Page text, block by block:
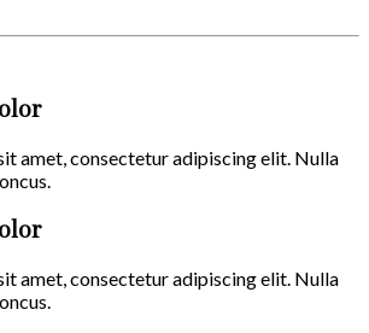
amet, consectetur adipiscing elit. Nulla
amet, consectetur adipiscing elit. Nulla